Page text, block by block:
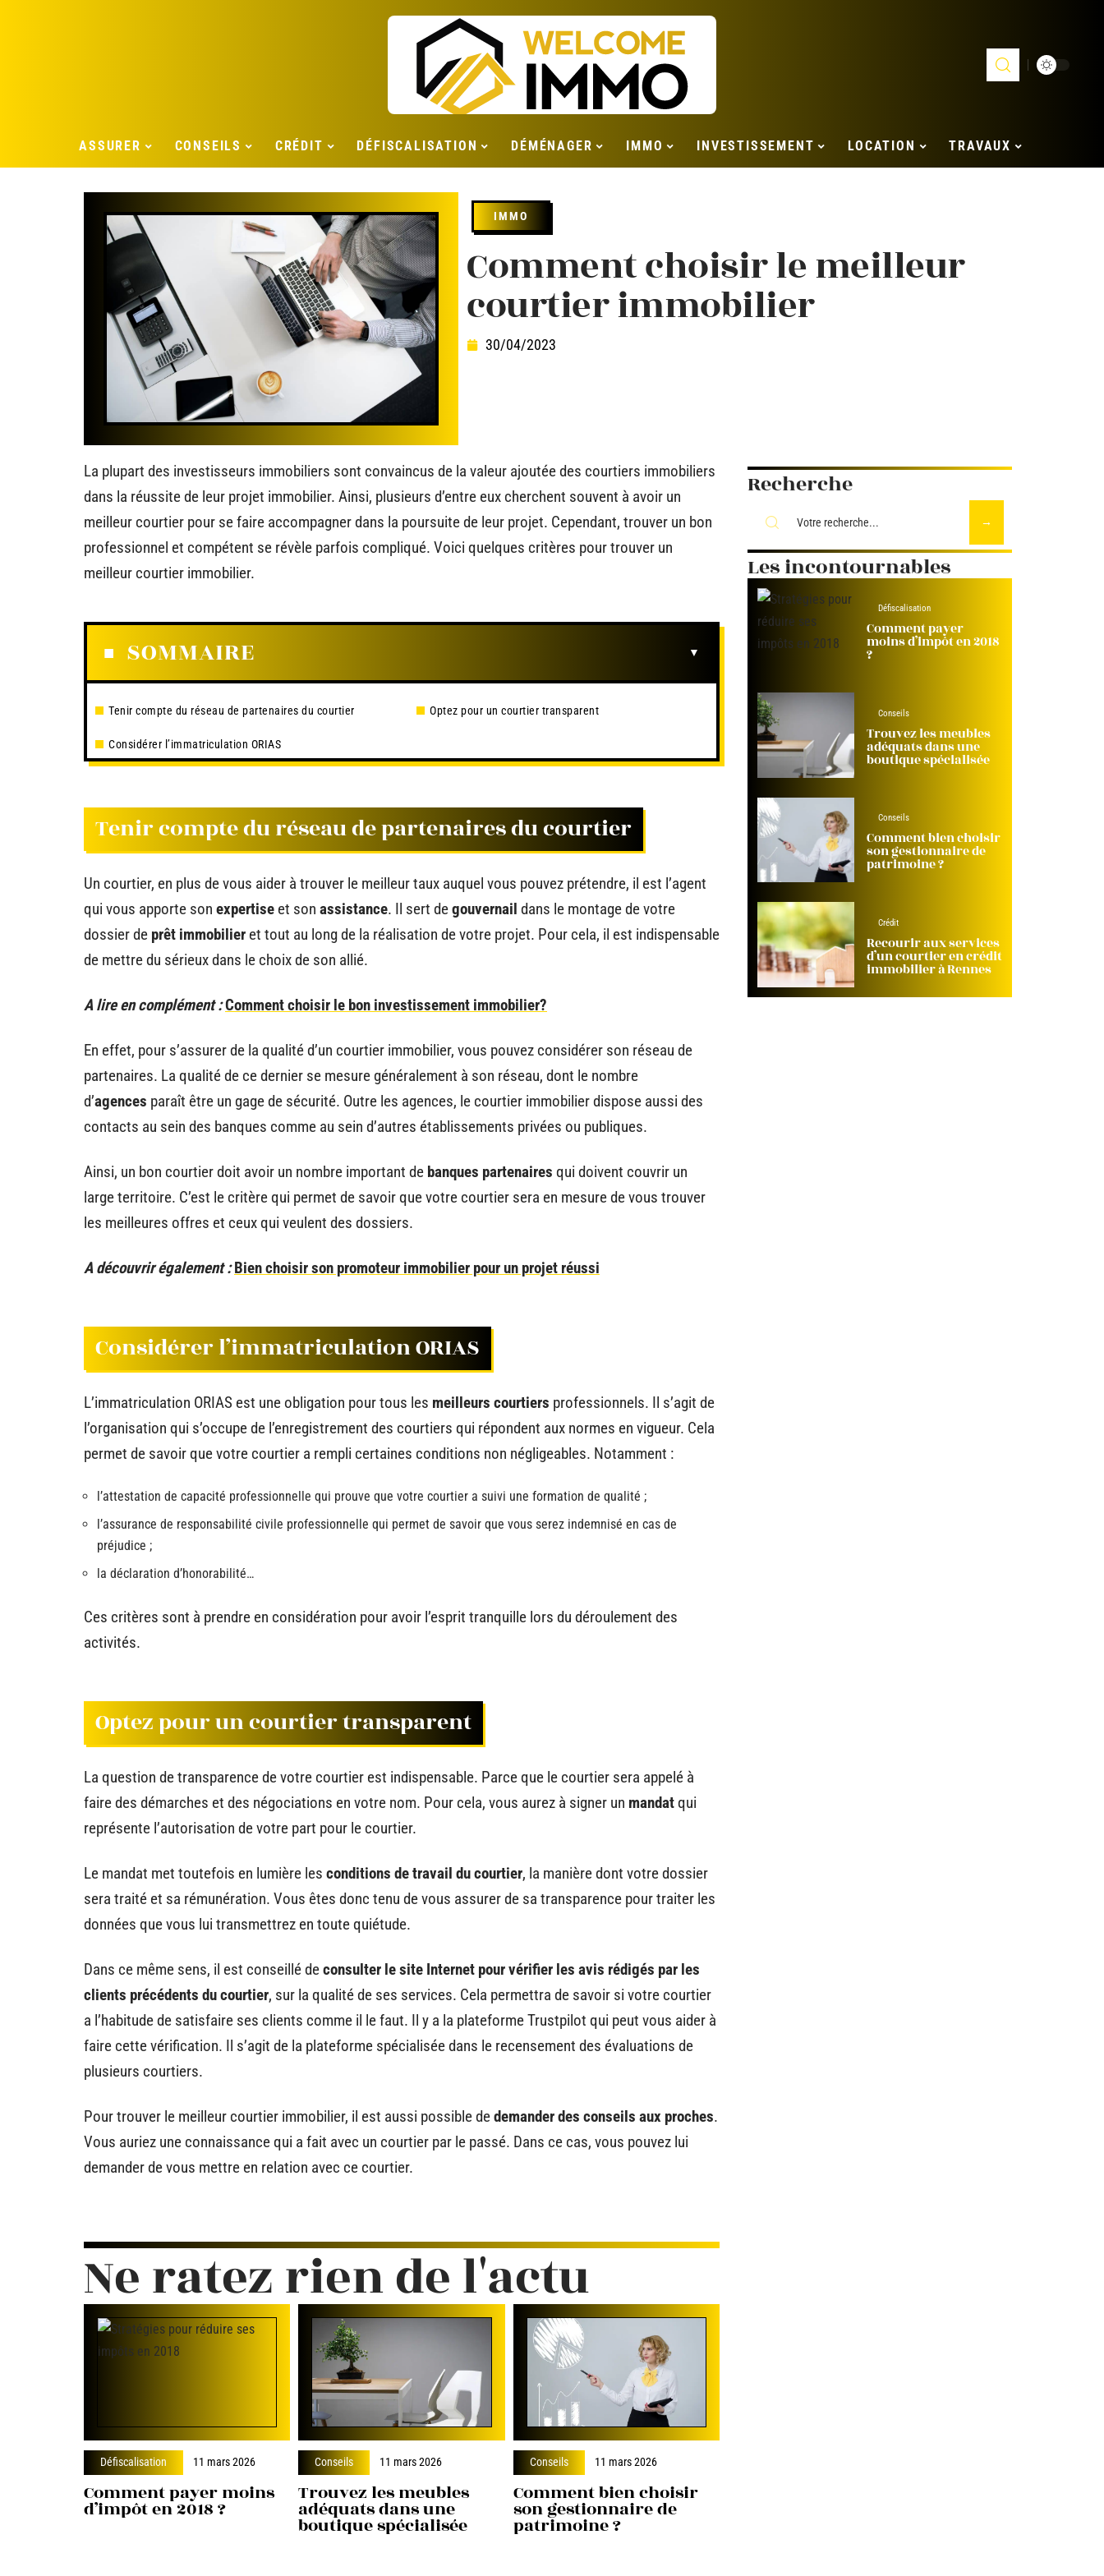
ASSURER CONSEILS CRÉDIT DÉFISCALISATION DÉMÉNAGER IMMO INVESTISSEMENT LOCATION TRAVAUX
IMMO
Comment choisir le meilleur
courtier immobilier
30/04/2023
La plupart des investisseurs immobiliers sont convaincus de la valeur ajoutée des courtiers immobiliers
dans la réussite de leur projet immobilier. Ainsi, plusieurs d’entre eux cherchent souvent à avoir un
meilleur courtier pour se faire accompagner dans la poursuite de leur projet. Cependant, trouver un bon
professionnel et compétent se révèle parfois compliqué. Voici quelques critères pour trouver un
meilleur courtier immobilier.
SOMMAIRE
Tenir compte du réseau de partenaires du courtier
Considérer l’immatriculation ORIAS
Optez pour un courtier transparent
Tenir compte du réseau de partenaires du courtier
Un courtier, en plus de vous aider à trouver le meilleur taux auquel vous pouvez prétendre, il est l’agent
qui vous apporte son expertise et son assistance. Il sert degouvernail dans le montage de votre
dossier de prêt immobilier et tout au long de la réalisation de votre projet. Pour cela, il est indispensable
de mettre du sérieux dans le choix de son allié.
A lire en complément :Comment choisir le bon investissement immobilier?
En effet, pour s’assurer de la qualité d’un courtier immobilier, vous pouvez considérer son réseau de
partenaires. La qualité de ce dernier se mesure généralement à son réseau, dont le nombre
d’agences paraît être un gage de sécurité. Outre les agences, le courtier immobilier dispose aussi des
contacts au sein des banques comme au sein d’autres établissements privées ou publiques.
Ainsi, un bon courtier doit avoir un nombre important de banques partenaires qui doivent couvrir un
large territoire. C’est le critère qui permet de savoir que votre courtier sera en mesure de vous trouver
les meilleures offres et ceux qui veulent des dossiers.
A découvrir également : Bien choisir son promoteur immobilier pour un projet réussi
Considérer l’immatriculation ORIAS
L’immatriculation ORIAS est une obligation pour tous les meilleurs courtiers professionnels. Il s’agit de
l’organisation qui s’occupe de l’enregistrement des courtiers qui répondent aux normes en vigueur. Cela
permet de savoir que votre courtier a rempli certaines conditions non négligeables. Notamment :
l’attestation de capacité professionnelle qui prouve que votre courtier a suivi une formation de qualité ;
l’assurance de responsabilité civile professionnelle qui permet de savoir que vous serez indemnisé en cas de
préjudice ;
la déclaration d’honorabilité…
Ces critères sont à prendre en considération pour avoir l’esprit tranquille lors du déroulement des
activités.
Optez pour un courtier transparent
La question de transparence de votre courtier est indispensable. Parce que le courtier sera appelé à
faire des démarches et des négociations en votre nom. Pour cela, vous aurez à signer un mandatqui
représente l’autorisation de votre part pour le courtier.
Le mandat met toutefois en lumière les conditions de travail du courtier, la manière dont votre dossier
sera traité et sa rémunération. Vous êtes donc tenu de vous assurer de sa transparence pour traiter les
données que vous lui transmettrez en toute quiétude.
Dans ce même sens, il est conseillé deconsulter le site Internet pour vérifier les avis rédigés par les
clients précédents du courtier, sur la qualité de ses services. Cela permettra de savoir si votre courtier
a l’habitude de satisfaire ses clients comme il le faut. Il y a la plateforme Trustpilot qui peut vous aider à
faire cette vérification. Il s’agit de la plateforme spécialisée dans le recensement des évaluations de
plusieurs courtiers.
Pour trouver le meilleur courtier immobilier, il est aussi possible dedemander des conseils aux proches.
Vous auriez une connaissance qui a fait avec un courtier par le passé. Dans ce cas, vous pouvez lui
demander de vous mettre en relation avec ce courtier.
Ne ratez rien de l'actu
Défiscalisation 11 mars 2026
Comment payer moins
d’impôt en 2018 ?
Conseils 11 mars 2026
Trouvez les meubles
adéquats dans une
boutique spécialisée
Conseils 11 mars 2026
Comment bien choisir
son gestionnaire de
patrimoine ?
Recherche
Les incontournables
Défiscalisation
Comment payer
moins d’impôt en 2018
?
Conseils
Trouvez les meubles
adéquats dans une
boutique spécialisée
Conseils
Comment bien choisir
son gestionnaire de
patrimoine ?
Crédit
Recourir aux services
d’un courtier en crédit
immobilier à Rennes